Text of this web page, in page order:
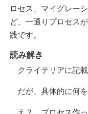
ロセス、マイグレー
ど、一通りプロセス
践です。
読み解き
クライテリアに記載
だが、具体的に何を
え？ プロセス作っ